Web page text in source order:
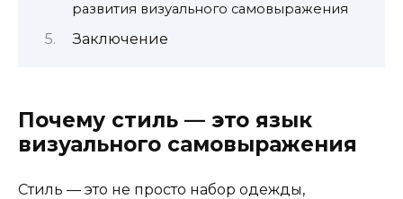
развития визуального самовыражения
Заключение
Почему стиль — это язык
визуального самовыражения
Стиль — это не просто набор одежды,